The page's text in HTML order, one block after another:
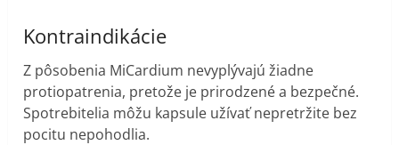
Kontraindikácie
Z pôsobenia MiCardium nevyplývajú žiadne
protiopatrenia, pretože je prirodzené a bezpečné.
Spotrebitelia môžu kapsule užívať nepretržite bez
pocitu nepohodlia.